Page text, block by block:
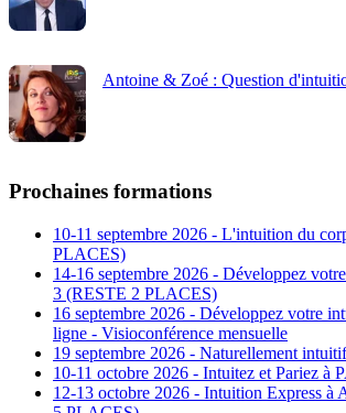
Antoine & Zoé : Question
Prochaines formations
10-11 septembre 2026 - L'intuition du
PLACES)
14-16 septembre 2026 - Développez
3 (RESTE 2 PLACES)
16 septembre 2026 - Développez votre
ligne - Visioconférence mensuelle
19 septembre 2026 - Naturellement intuitif
10-11 octobre 2026 - Intuitez et Pariez à
12-13 octobre 2026 - Intuition Express